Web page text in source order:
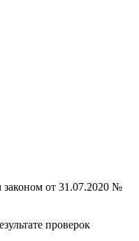
законом от 31.07.2020 №
проверок